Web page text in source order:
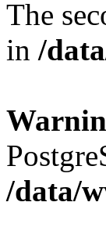
The
in /
/data/